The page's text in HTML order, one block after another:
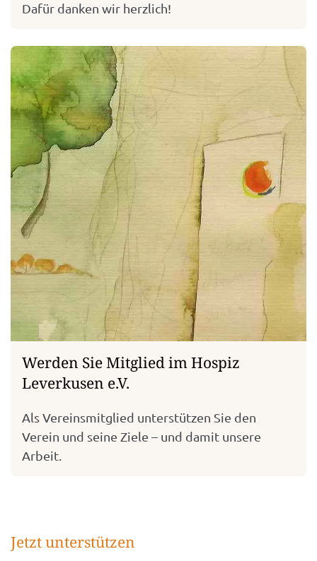
Dafür danken wir herzlich!
Werden Sie Mitglied im Hospiz
Leverkusen e.V.
Als Vereinsmitglied unterstützen Sie den
Verein und seine Ziele – und damit unsere
Arbeit.
Jetzt unterstützen